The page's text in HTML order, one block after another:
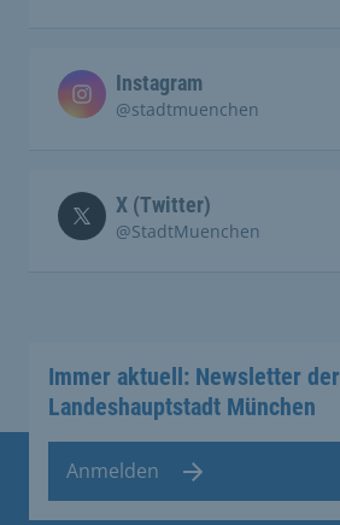
Instagram
@stadtmuenchen
X (Twitter)
@StadtMuenchen
Immer aktuell: Newsletter der
Landeshauptstadt München
Anmelden